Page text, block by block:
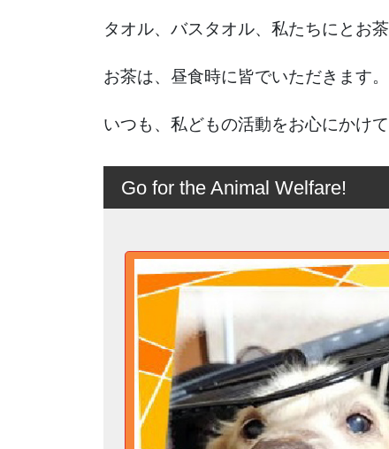
タオル、バスタオル、私たちにとお
お茶は、昼食時に皆でいただきます。
いつも、私どもの活動をお心にかけ
Go for the Animal Welfare!